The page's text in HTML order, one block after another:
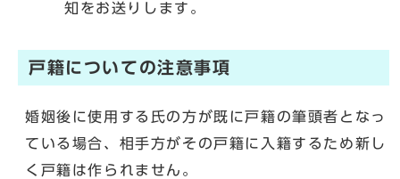
知をお送りします。
戸籍についての注意事項
婚姻後に使用する氏の方が既に戸籍の筆頭者となっ
ている場合、相手方がその戸籍に入籍するため新し
く戸籍は作られません。